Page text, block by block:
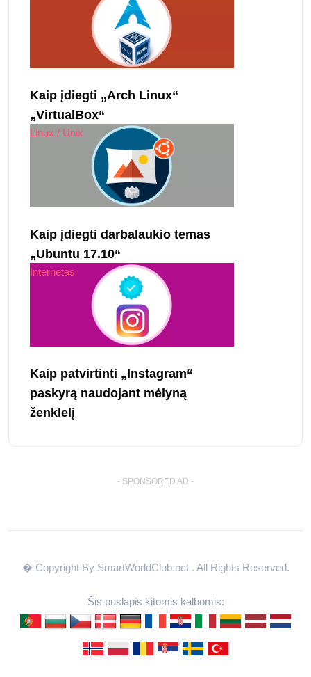
Kaip įdiegti „Arch Linux“
„VirtualBox“
Linux / Unix
Kaip įdiegti darbalaukio temas
„Ubuntu 17.10“
Internetas
Kaip patvirtinti „Instagram“
paskyrą naudojant mėlyną
ženklelį
- SPONSORED AD -
� Copyright By SmartWorldClub.net . All Rights Reserved.
Šis puslapis kitomis kalbomis: